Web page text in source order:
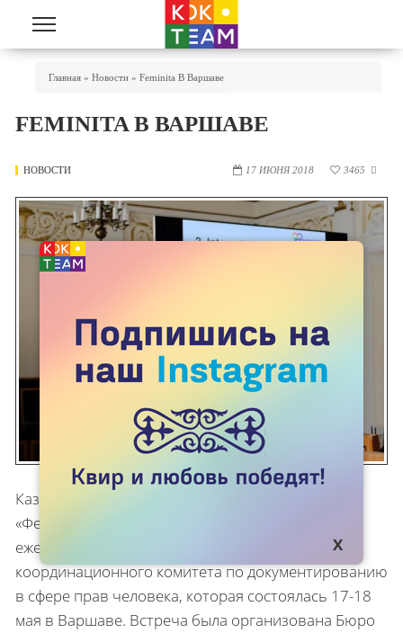
Перейти к основному содержанию
Главная » Новости » Feminita В Варшаве
FEMINITA В ВАРШАВЕ
НОВОСТИ 17 ИЮНЯ 2018 3465 
Казахстанская феминистская инициатива
«Феминита» (“Feminita”) приняла участие в 39-ой
ежегодной встрече Европейского
координационного комитета по документированию
в сфере прав человека, которая состоялась 17-18
мая в Варшаве. Встреча была организована Бюро